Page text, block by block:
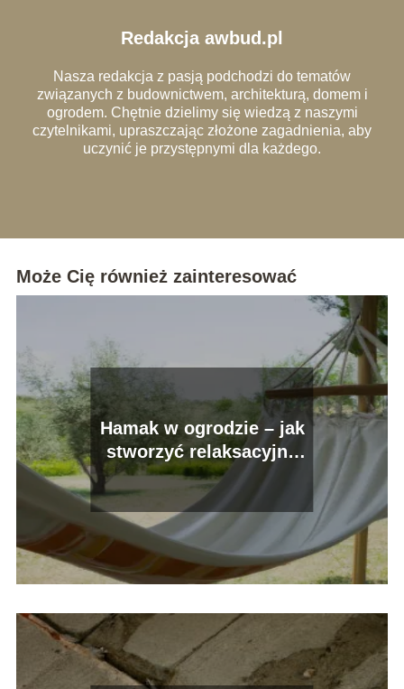
Redakcja awbud.pl
Nasza redakcja z pasją podchodzi do tematów
związanych z budownictwem, architekturą, domem i
ogrodem. Chętnie dzielimy się wiedzą z naszymi
czytelnikami, upraszczając złożone zagadnienia, aby
uczynić je przystępnymi dla każdego.
Może Cię również zainteresować
Hamak w ogrodzie – jak
stworzyć relaksacyjny
kącik